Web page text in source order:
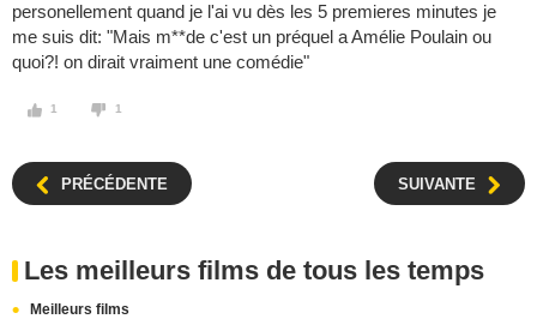
personellement quand je l'ai vu dès les 5 premieres minutes je
me suis dit: "Mais m**de c'est un préquel a Amélie Poulain ou
quoi?! on dirait vraiment une comédie"
1 1
PRÉCÉDENTE SUIVANTE
Les meilleurs films de tous les temps
Meilleurs films